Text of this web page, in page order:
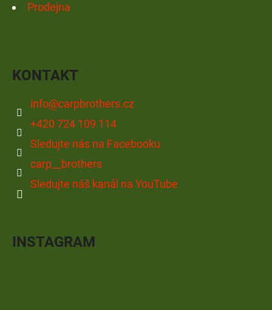
Prodejna
KONTAKT
info@carpbrothers.cz
+420 724 109 114
Sledujte nás na Facebooku
carp__brothers
Sledujte náš kanál na YouTube
INSTAGRAM